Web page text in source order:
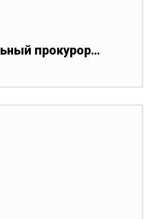
прокурор…